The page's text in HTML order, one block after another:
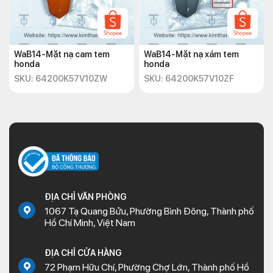
WaB14-Mặt nạ cam tem
honda
SKU: 64200K57V10ZW
WaB14-Mặt nạ xám tem
honda
SKU: 64200K57V10ZF
ĐỊA CHỈ VĂN PHÒNG
1067 Tạ Quang Bửu, Phường Bình Đông, Thành phố
Hồ Chí Minh, Việt Nam
ĐỊA CHỈ CỬA HÀNG
72 Phạm Hữu Chí, Phường Chợ Lớn, Thành phố Hồ